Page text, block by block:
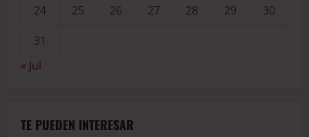
24
25 26 27 28 29
30
31
« Jul
TE PUEDEN INTERESAR